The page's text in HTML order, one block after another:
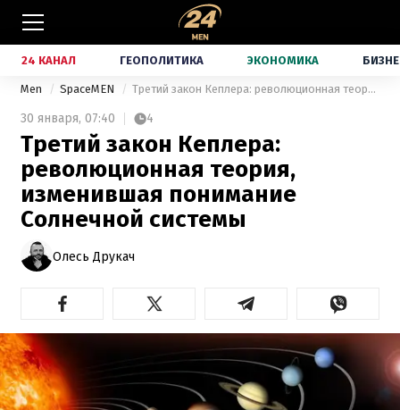
24 КАНАЛ ГЕОПОЛИТИКА ЭКОНОМИКА
Men SpaceMEN Третий закон Кеплера: революционная теория, изменившая понимание Солнечной системы
30 января, 07:40 4
Третий закон Кеплера:
революционная теория,
изменившая понимание
Солнечной системы
Олесь Друкач